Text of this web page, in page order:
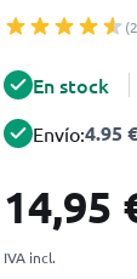
En stock
Envío:4.95 €
14,95
IVA incl.